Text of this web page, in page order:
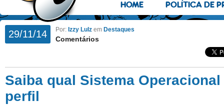
HOME POLÍTICA DE
29/11/14 Por: Izzy Lulz em Destaques
Comentários
Saiba qual Sistema
perfil